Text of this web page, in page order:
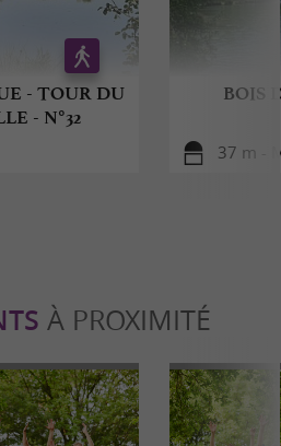
- TOUR DU
- N°32
BOIS
37 m -
À PROXIMITÉ